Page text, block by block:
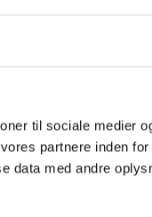
til sociale medier
partnere inden for
data med andre
Fri fragt over
BESKRIVELSE
en smart lille lampe,